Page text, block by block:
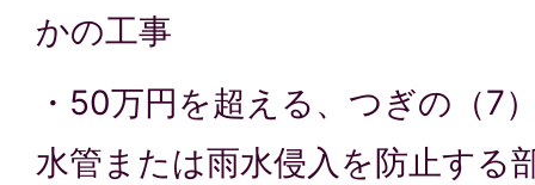
かの工事
・50万円を超える、つぎの（7
水管または雨水侵入を防止する